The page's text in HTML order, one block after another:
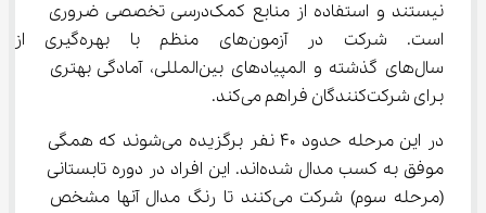
نیستند و استفاده از منابع کمک‌درسی تخصصی ضروری
است. شرکت در آزمون‌های
سال‌های گذشته و المپیادهای بین‌المللی، آمادگی بهتری
برای شرکت‌کنندگان فراهم می‌کند.
در این مرحله حدود 40 نفر برگزیده می‌شوند که همگی
موفق به کسب مدال شده‌اند. این افراد در دوره تابستانی
(مرحله سوم) شرکت می‌کنند تا رنگ مدال آنها مشخص